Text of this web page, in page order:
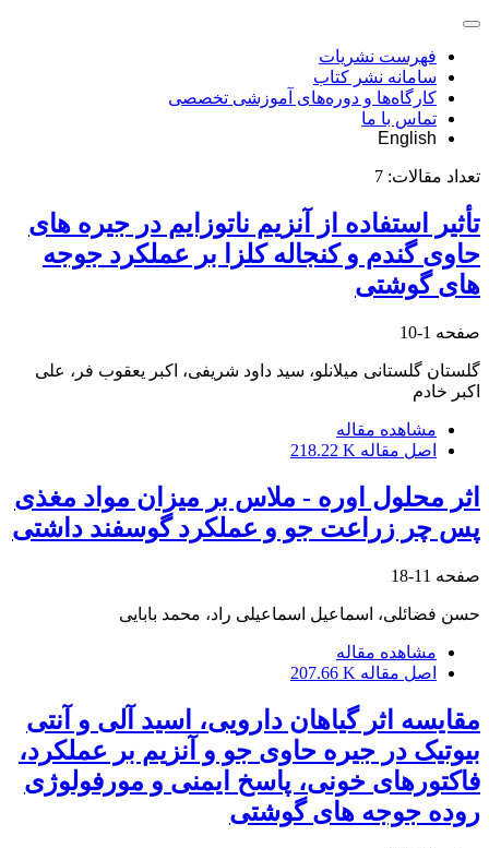
فهرست نشریات
سامانه نشر کتاب
کارگاه‌ها و دوره‌های آموزشی تخصصی
تماس با ما
English
تعداد مقالات: 7
تأثیر استفاده از آنزیم ناتوزایم در جیره های
حاوی گندم و کنجاله کلزا بر عملکرد جوجه
های گوشتی
صفحه 1-10
گلستان گلستانی میلانلو، سید داود شریفی، اکبر یعقوب فر، علی
اکبر خادم
مشاهده مقاله
اصل مقاله 218.22 K
اثر محلول اوره - ملاس بر میزان مواد مغذی
پس چر زراعت جو و عملکرد گوسفند داشتی
صفحه 11-18
حسن فضائلی، اسماعیل اسماعیلی راد، محمد بابایی
مشاهده مقاله
اصل مقاله 207.66 K
مقایسه اثر گیاهان دارویی، اسید آلی و آنتی
بیوتیک در جیره حاوی جو و آنزیم بر عملکرد،
فاکتورهای خونی، پاسخ ایمنی و مورفولوژی
روده جوجه های گوشتی